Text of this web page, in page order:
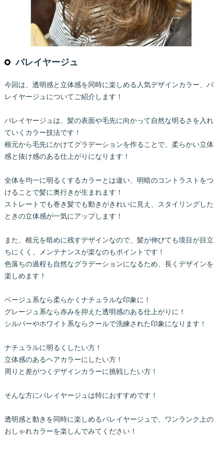
バレイヤージュ
今回は、透明感と立体感を同時に楽しめる人気デザインカラー、バ
レイヤージュについてご紹介します！
バレイヤージュは、髪の表面や毛先に向かって自然な明るさを入れ
ていくカラー技法です！
根元から毛先にかけてグラデーションを作ることで、柔らかい立体
感と抜け感のある仕上がりになります！
全体を均一に明るくするカラーとは違い、明暗のコントラストをつ
けることで髪に奥行きが生まれます！
ストレートでも巻き髪でも動きがきれいに見え、スタイリングした
ときの立体感が一気にアップします！
また、根元を暗めに残すデザインなので、髪が伸びても境目が目立
ちにくく、メンテナンスが楽なのもポイントです！
色落ちの過程も自然なグラデーションになるため、長くデザインを
楽しめます！
ベージュ系なら柔らかくナチュラルな印象に！
グレージュ系なら赤みを抑えた透明感のある仕上がりに！
シルバーやホワイト系ならクールで洗練された印象になります！
ナチュラルに明るくしたい方！
立体感のあるヘアカラーにしたい方！
周りと差がつくデザインカラーに挑戦したい方！
そんな方にバレイヤージュは特におすすめです！
透明感と動きを同時に楽しめるバレイヤージュで、ワンランク上の
おしゃれカラーを楽しんでみてください！